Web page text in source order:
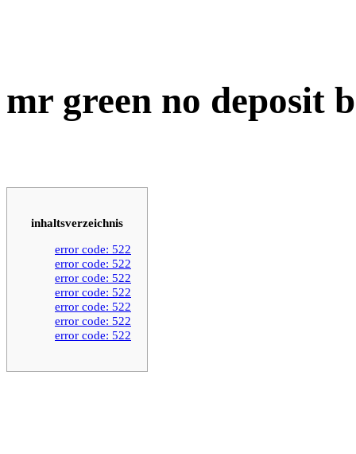
mr green no deposit
inhaltsverzeichnis
error code: 522
error code: 522
error code: 522
error code: 522
error code: 522
error code: 522
error code: 522